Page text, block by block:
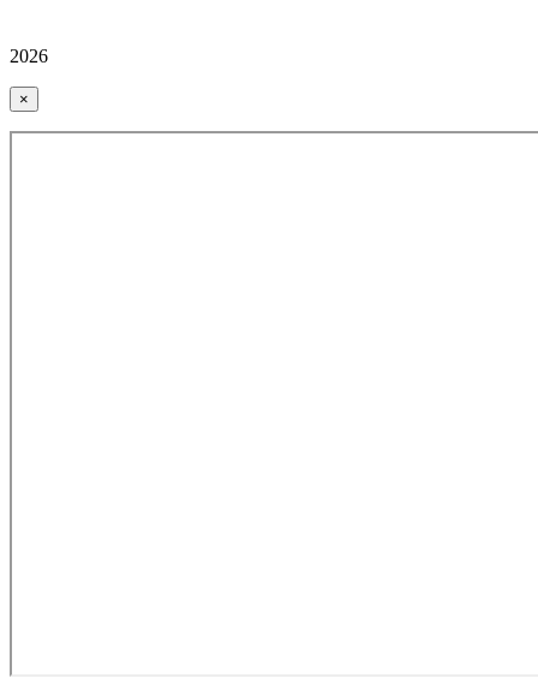
2026
×